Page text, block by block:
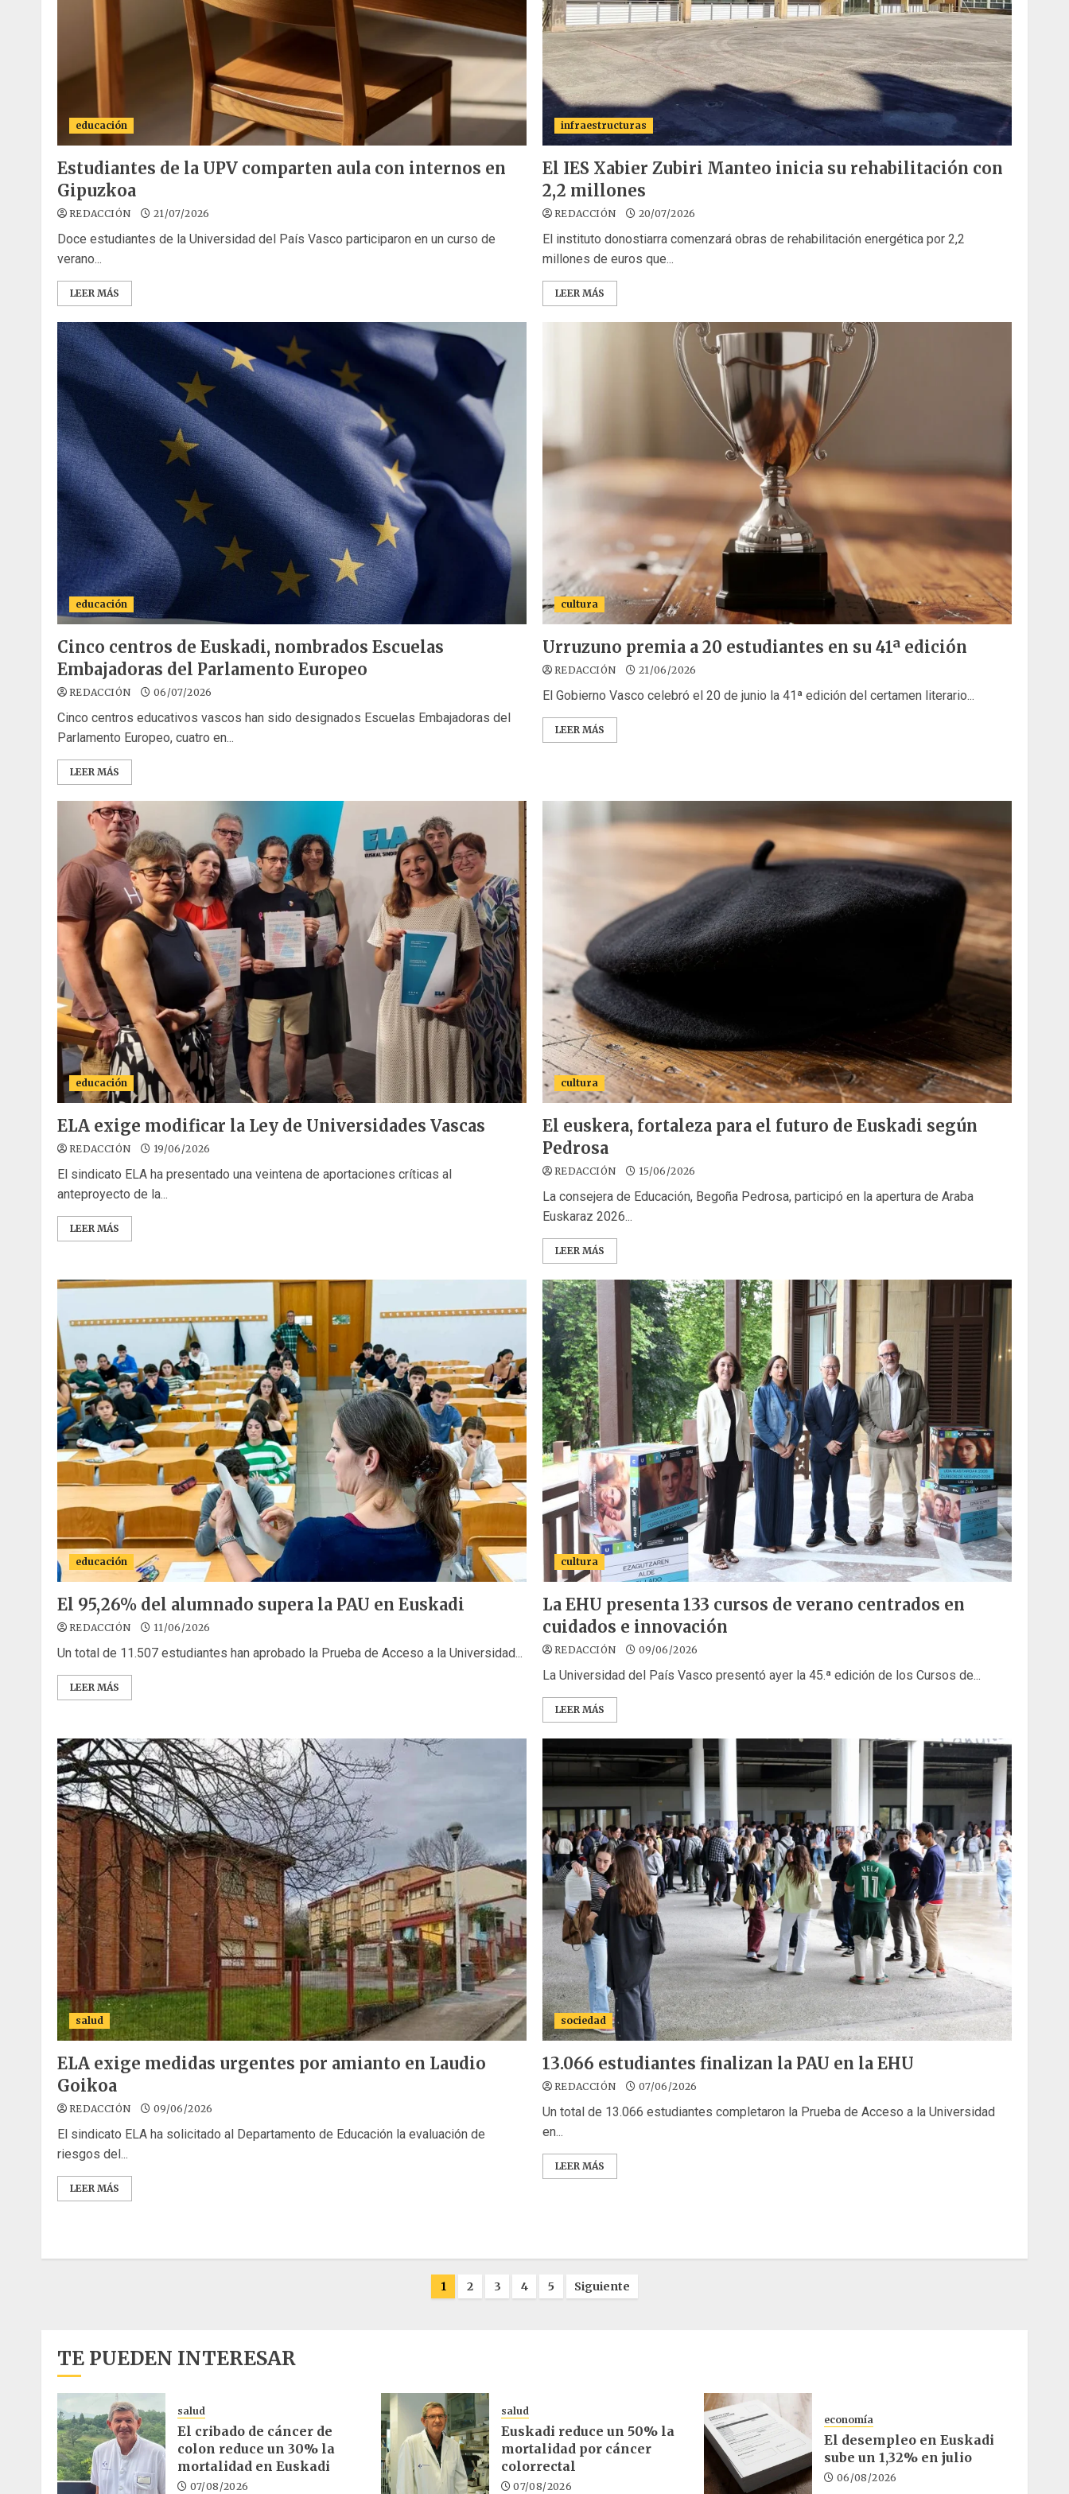
educación
Estudiantes de la UPV comparten aula con internos en
Gipuzkoa
REDACCIÓN 21/07/2026
Doce estudiantes de la Universidad del País Vasco participaron en un curso de
verano...
LEER MÁS
infraestructuras
El IES Xabier Zubiri Manteo inicia su rehabilitación con
2,2 millones
REDACCIÓN 20/07/2026
El instituto donostiarra comenzará obras de rehabilitación energética por 2,2
millones de euros que...
LEER MÁS
educación
Cinco centros de Euskadi, nombrados Escuelas
Embajadoras del Parlamento Europeo
REDACCIÓN 06/07/2026
Cinco centros educativos vascos han sido designados Escuelas Embajadoras del
Parlamento Europeo, cuatro en...
LEER MÁS
cultura
Urruzuno premia a 20 estudiantes en su 41ª edición
REDACCIÓN 21/06/2026
El Gobierno Vasco celebró el 20 de junio la 41ª edición del certamen literario...
LEER MÁS
educación
ELA exige modificar la Ley de Universidades Vascas
REDACCIÓN 19/06/2026
El sindicato ELA ha presentado una veintena de aportaciones críticas al
anteproyecto de la...
LEER MÁS
cultura
El euskera, fortaleza para el futuro de Euskadi según
Pedrosa
REDACCIÓN 15/06/2026
La consejera de Educación, Begoña Pedrosa, participó en la apertura de Araba
Euskaraz 2026...
LEER MÁS
educación
El 95,26% del alumnado supera la PAU en Euskadi
REDACCIÓN 11/06/2026
Un total de 11.507 estudiantes han aprobado la Prueba de Acceso a la Universidad...
LEER MÁS
cultura
La EHU presenta 133 cursos de verano centrados en
cuidados e innovación
REDACCIÓN 09/06/2026
La Universidad del País Vasco presentó ayer la 45.ª edición de los Cursos de...
LEER MÁS
salud
ELA exige medidas urgentes por amianto en Laudio
Goikoa
REDACCIÓN 09/06/2026
El sindicato ELA ha solicitado al Departamento de Educación la evaluación de
riesgos del...
LEER MÁS
sociedad
13.066 estudiantes finalizan la PAU en la EHU
REDACCIÓN 07/06/2026
Un total de 13.066 estudiantes completaron la Prueba de Acceso a la Universidad
en...
LEER MÁS
1 2 3 4 5 Siguiente
TE PUEDEN INTERESAR
salud
El cribado de cáncer de
colon reduce un 30% la
mortalidad en Euskadi
07/08/2026
salud
Euskadi reduce un 50% la
mortalidad por cáncer
colorrectal
07/08/2026
economía
El desempleo en Euskadi
sube un 1,32% en julio
06/08/2026